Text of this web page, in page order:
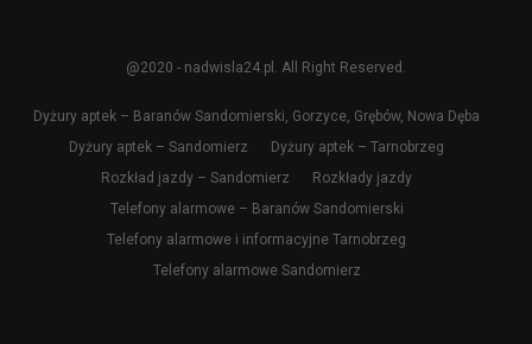
@2020 - nadwisla24.pl. All Right Reserved.
Dyżury aptek – Baranów Sandomierski, Gorzyce, Grębów, Nowa Dęba
Dyżury aptek – Sandomierz
Dyżury aptek – Tarnobrzeg
Rozkład jazdy – Sandomierz
Rozkłady jazdy
Telefony alarmowe – Baranów Sandomierski
Telefony alarmowe i informacyjne Tarnobrzeg
Telefony alarmowe Sandomierz